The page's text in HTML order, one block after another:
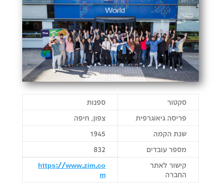
סקטור
ספנות
פריסה גיאוגרפית
צפון, חיפה
שנת הקמה
1945
מספר עובדים
832
קישור לאתר
החברה
https://www.zim.co
m